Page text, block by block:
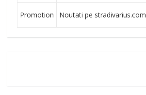
Promotion Noutati pe stradivarius.com